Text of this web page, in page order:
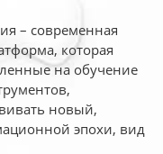
– современная
которая
на обучение
новый,
эпохи, вид